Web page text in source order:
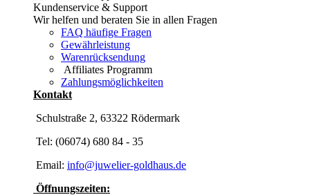
Kundenservice & Support
Wir helfen und beraten Sie in allen Fragen
FAQ häufige Fragen
Gewährleistung
Warenrücksendung
Affiliates Programm
Zahlungsmöglichkeiten
Kontakt
Schulstraße 2, 63322 Rödermark
Tel: (06074) 680 84 - 35
Email: info@juwelier-goldhaus.de
Öffnungszeiten: